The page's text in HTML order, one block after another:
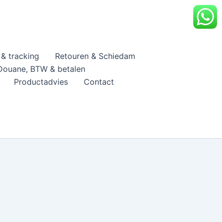
tracking
Retouren & Schiedam
BTW & betalen
Productadvies
Contact